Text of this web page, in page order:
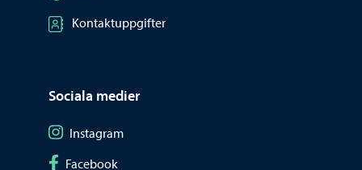
Kontaktuppgifter
Sociala medier
Följ på Instagram
Instagram
Följ på Facebook
Facebook